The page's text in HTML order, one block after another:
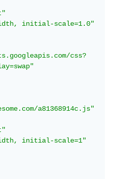
initial-scale=1.0"
css?
a81368914c.js"
initial-scale=1"